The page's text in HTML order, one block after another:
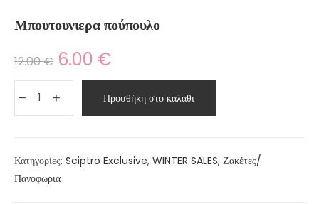
Μπουτουνιερα πούπουλο
12.00€ 6.00 €
Προσθήκη στο καλάθι
Κατηγορίες: Sciptro Exclusive, WINTER SALES, Ζακέτες/
Πανοφωρια